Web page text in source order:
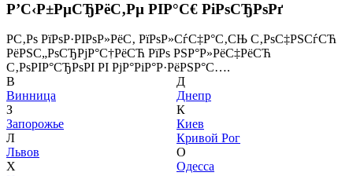
Р’С‹Р±РµСЂРёС‚Рµ РІР°С€ РіРѕСЂРѕРґ
Р­С‚Рѕ РїРѕР·РІРѕР»РёС‚ РїРѕР»СѓС‡Р°С‚СЊ С‚РѕС‡РЅСѓСЋ
РёРЅС„РѕСЂРјР°С†РёСЋ РїРѕ РЅР°Р»РёС‡РёСЋ
С‚РѕРІР°СЂРѕРІ РІ РјР°РіР°Р·РёРЅР°С….
В
Винница
З
Запорожье
Л
Львов
Х
Д
Днепр
К
Киев
Кривой Рог
О
Одесса